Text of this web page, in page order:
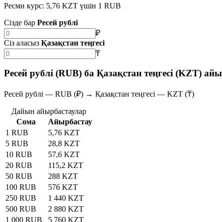
Ресми курс: 5,76 KZT үшін 1 RUB
Сізде бар Ресей рублі
₽
Сіз аласыз Қазақстан теңгесі
₸
Ресей рублі (RUB) ба Қазақстан теңгесі (KZT)
Ресей рублі — RUB (₽) → Қазақстан теңгесі — KZT (₸)
Дайын айырбастаулар
Сома
Айырбастау
1 RUB
5,76 KZT
5 RUB
28,8 KZT
10 RUB
57,6 KZT
20 RUB
115,2 KZT
50 RUB
288 KZT
100 RUB
576 KZT
250 RUB
1 440 KZT
500 RUB
2 880 KZT
1 000 RUB
5 760 KZT